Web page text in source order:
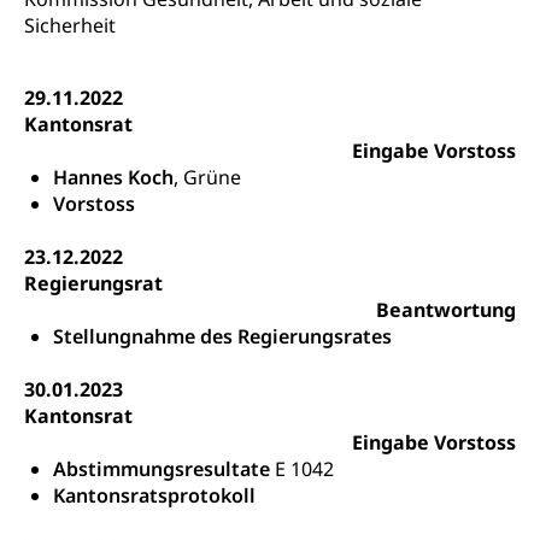
Sicherheit
29.11.2022
Kantonsrat
Eingabe Vorstoss
Hannes Koch, Grüne
Vorstoss
23.12.2022
Regierungsrat
Beantwortung
Stellungnahme des Regierungsrates
30.01.2023
Kantonsrat
Eingabe Vorstoss
Abstimmungsresultate E 1042
Kantonsratsprotokoll
Konsumentenrechte, Produktsicherheit,
Preisüberwachung, Preisüberwacher,
internationale Erschöpfung, Preisabsprache, Kartell,
Cassis-deDijon-Prinzip
Lebensmittelkontrolle und
Krankenversicherung
Unfallversicherung, Berufsunfallversicherung,
Krankenkasse
Krankenversicherung (WAS Luzern)
Prämienverbilligung (WAS Luzern)
Obligatorische Krankenversicherung (WAS
Kranken- und Unfallversicherung
sichere Lebensmittel, Lebensmittelkontrolle,
Lebensmittelhygiene, Produktesicherheit
Lebensmittel
Prävention
Gesundheitsvorsorge, Wellness, Unfallverhütung,
Suchtprävention, Alkoholprävention,
Tabakprävention, Primärprävention,